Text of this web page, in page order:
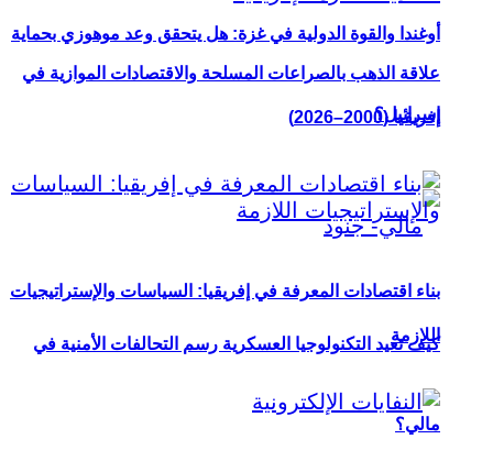
أوغندا والقوة الدولية في غزة: هل يتحقق وعد موهوزي بحماية
إسرائيل؟
كيف تعيد التكنولوجيا العسكرية رسم التحالفات الأمنية في
مالي؟
علاقة الذهب بالصراعات المسلحة والاقتصادات الموازية في
إفريقيا (2000–2026)
بناء اقتصادات المعرفة في إفريقيا: السياسات والإستراتيجيات
اللازمة